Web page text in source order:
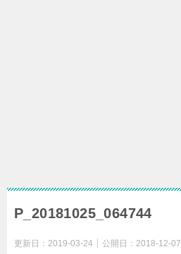
P_20181025_064744
更新日： 2019-03-24 公開日： 2018-12-07